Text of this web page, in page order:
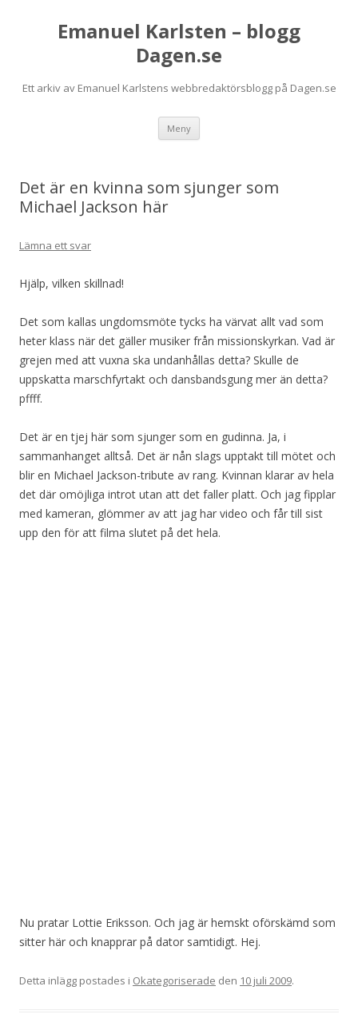
Emanuel Karlsten – blogg
Dagen.se
Ett arkiv av Emanuel Karlstens webbredaktörsblogg på Dagen.se
Meny
Det är en kvinna som sjunger som
Michael Jackson här
Lämna ett svar
Hjälp, vilken skillnad!
Det som kallas ungdomsmöte tycks ha värvat allt vad som
heter klass när det gäller musiker från missionskyrkan. Vad är
grejen med att vuxna ska undanhållas detta? Skulle de
uppskatta marschfyrtakt och dansbandsgung mer än detta?
pffff.
Det är en tjej här som sjunger som en gudinna. Ja, i
sammanhanget alltså. Det är nån slags upptakt till mötet och
blir en Michael Jackson-tribute av rang. Kvinnan klarar av hela
det där omöjliga introt utan att det faller platt. Och jag fipplar
med kameran, glömmer av att jag har video och får till sist
upp den för att filma slutet på det hela.
Nu pratar Lottie Eriksson. Och jag är hemskt oförskämd som
sitter här och knapprar på dator samtidigt. Hej.
Detta inlägg postades i Okategoriserade den 10 juli 2009.